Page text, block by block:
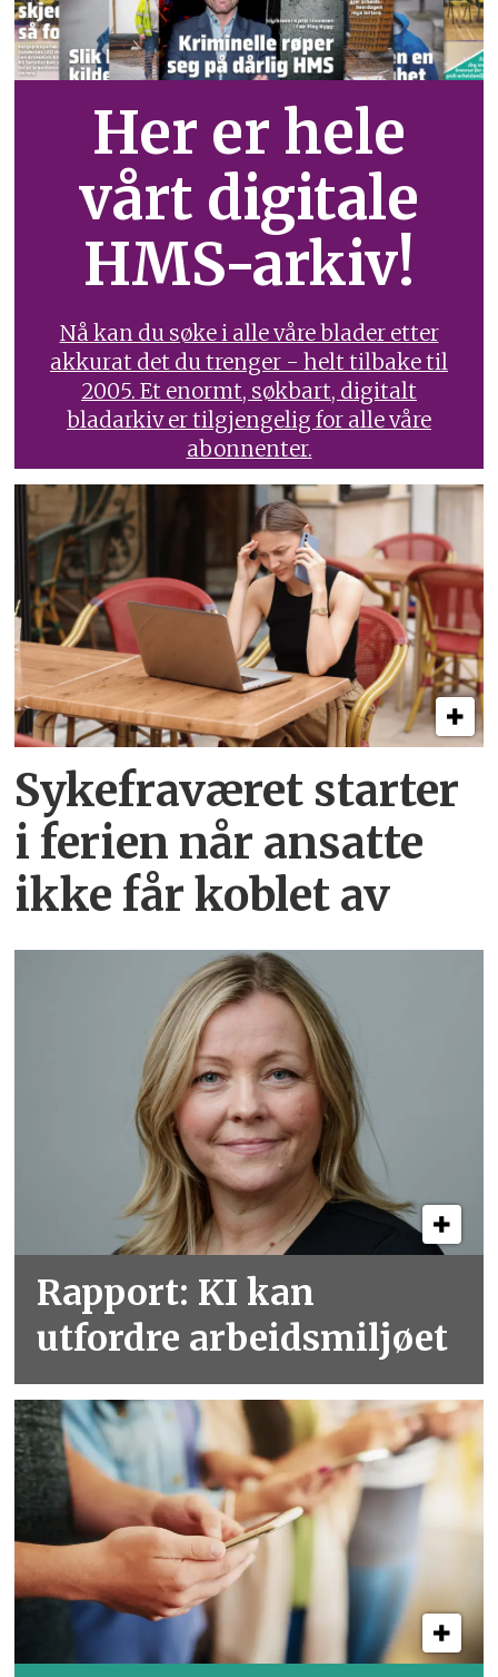
Her er hele
vårt digitale
HMS-arkiv!
Nå kan du søke i alle våre blader etter
akkurat det du trenger - helt tilbake til
2005. Et enormt, søkbart, digitalt
bladarkiv er tilgjengelig for alle våre
abonnenter.
Sykefraværet starter
i ferien når ansatte
ikke får koblet av
Rapport: KI kan
utfordre arbeidsmiljøet